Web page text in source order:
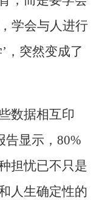
学会与人进行
，突然变成了
数据相互印
告显示，80%
担忧已不只是
人生确定性的